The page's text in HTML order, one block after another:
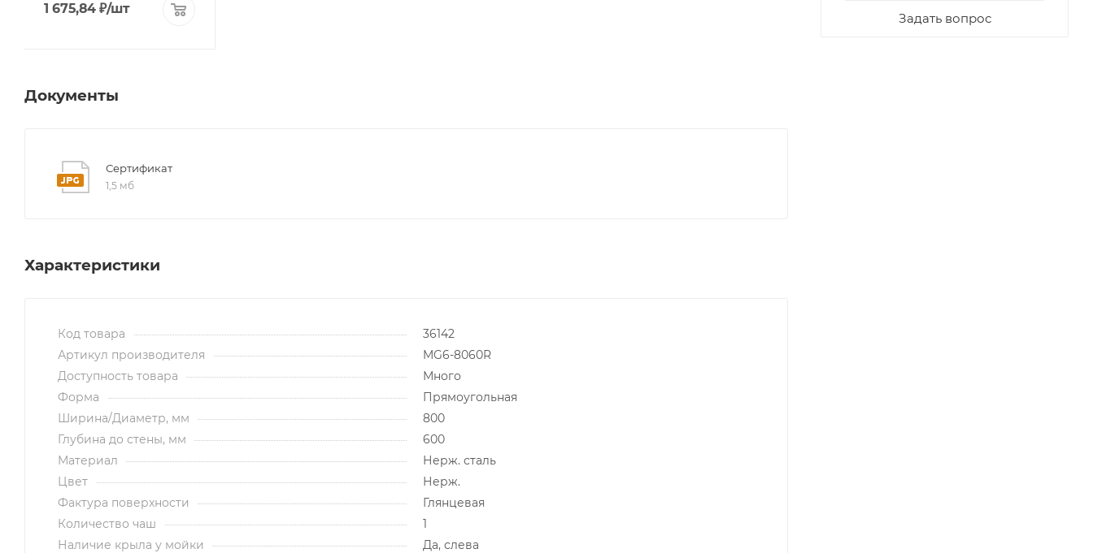
1 675,84 ₽/шт
Документы
Сертификат
1,5 мб
Характеристики
Код товара
36142
Артикул производителя
MG6-8060R
Доступность товара
Много
Форма
Прямоугольная
Ширина/Диаметр, мм
800
Глубина до стены, мм
600
Материал
Нерж. сталь
Цвет
Нерж.
Фактура поверхности
Глянцевая
Количество чаш
1
Наличие крыла у мойки
Да, слева
Задать вопрос